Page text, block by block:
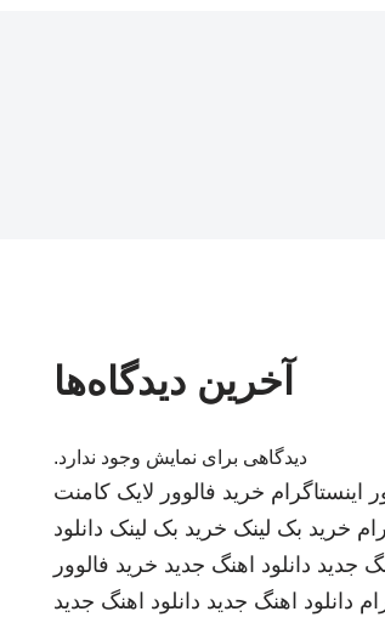
آخرین دیدگاه‌ها
دیدگاهی برای نمایش وجود ندارد.
اینستاگرام خرید فالوور لایک کامنت
خرید بک لینک خرید بک لینک دانلود
جدید دانلود اهنگ جدید خرید فالوور
دانلود اهنگ جدید دانلود اهنگ جدید